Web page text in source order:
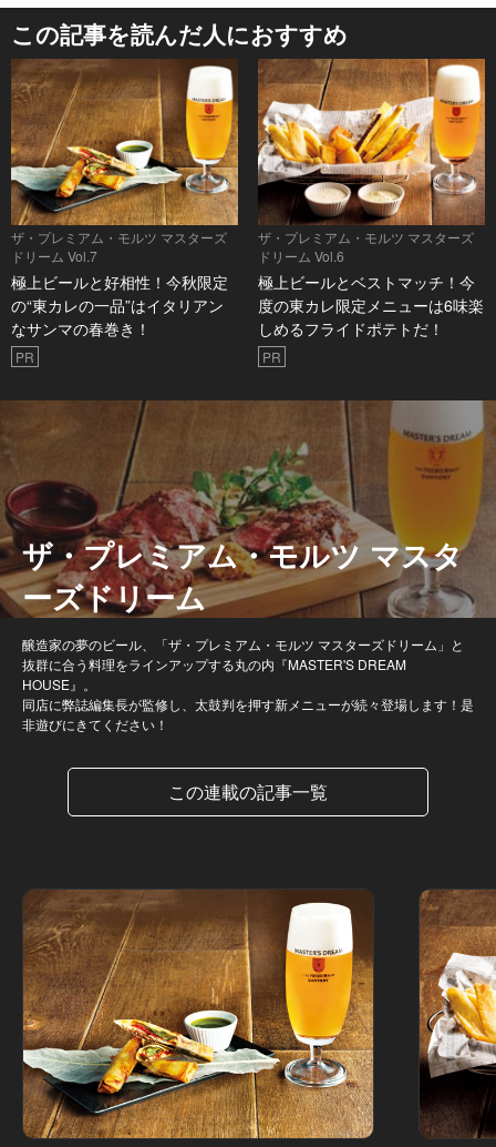
この記事を読んだ人におすすめ
ザ・プレミアム・モルツ マスターズ
ドリーム Vol.7
極上ビールと好相性！今秋限定
の“東カレの一品”はイタリアン
なサンマの春巻き！
PR
ザ・プレミアム・モルツ マスターズ
ドリーム Vol.6
極上ビールとベストマッチ！今
度の東カレ限定メニューは6味楽
しめるフライドポテトだ！
PR
ザ・プレミアム・モルツ マスタ
ーズドリーム
醸造家の夢のビール、「ザ・プレミアム・モルツ マスターズドリーム」と
抜群に合う料理をラインアップする丸の内『MASTER'S DREAM
HOUSE』。
同店に弊誌編集長が監修し、太鼓判を押す新メニューが続々登場します！是
非遊びにきてください！
この連載の記事一覧